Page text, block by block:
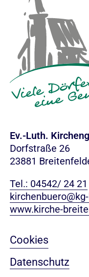
Ev.-Luth.
Dorfstraße 26
23881
Tel.: 04542/ 24 21
www.kirche-
Cookies
Datenschutz